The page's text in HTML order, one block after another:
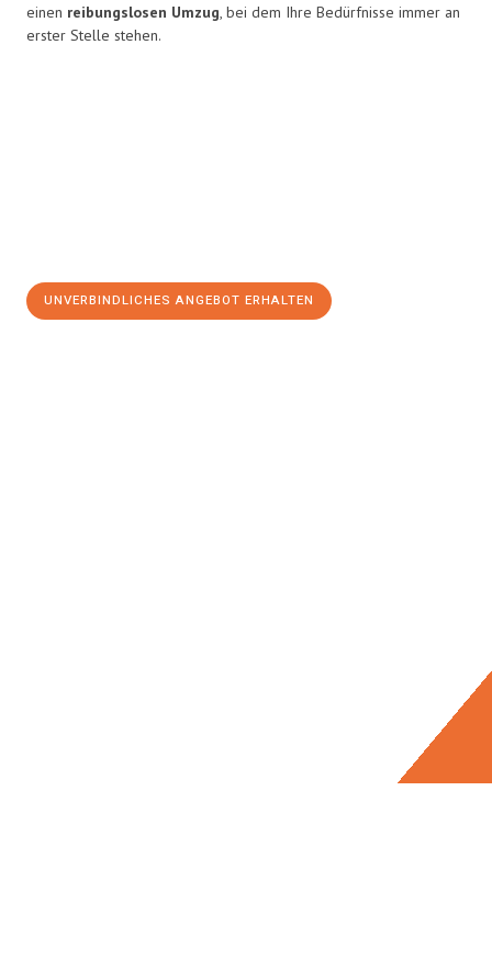
einen reibungslosen Umzug, bei dem Ihre Bedürfnisse immer an
erster Stelle stehen.
UNVERBINDLICHES ANGEBOT ERHALTEN